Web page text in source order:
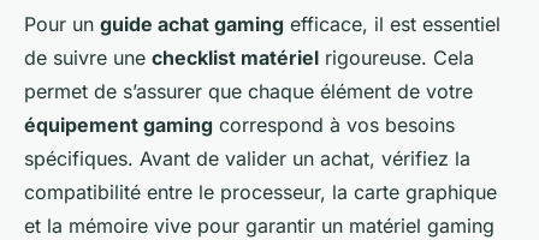
Pour un guide achat gaming efficace, il est essentiel
de suivre une checklist matériel rigoureuse. Cela
permet de s’assurer que chaque élément de votre
équipement gaming correspond à vos besoins
spécifiques. Avant de valider un achat, vérifiez la
compatibilité entre le processeur, la carte graphique
et la mémoire vive pour garantir un matériel gaming